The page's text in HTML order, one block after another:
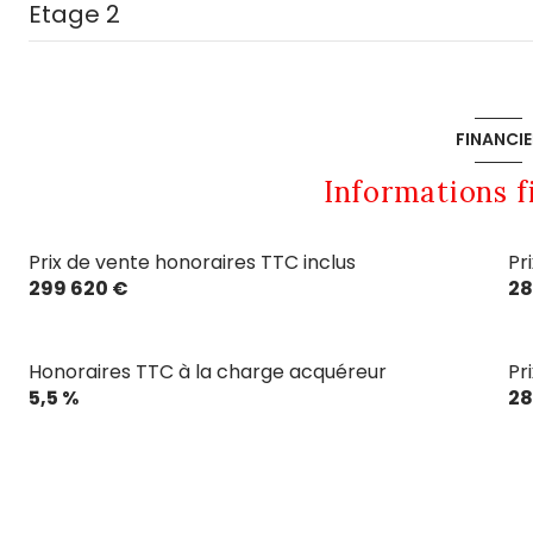
garage
cuisine
chambre
placard
hall
Etage 2
couloir
salle d'eau
Informations
Prix de vente honoraires TTC inclus
299 620 €
Honoraires TTC à la charge acquéreur
5,5 %